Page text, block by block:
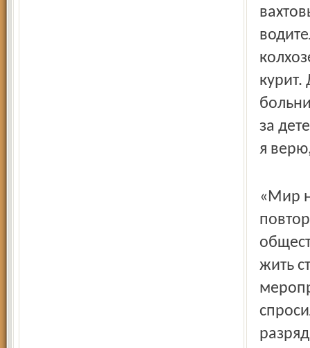
за
я
«Мир
жить